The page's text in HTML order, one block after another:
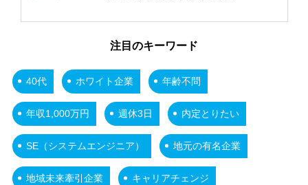
注目のキーワード
40代 ホワイト企業 年齢不問
年収1,000万円 週休3日 内定とりたい
SE（システムエンジニア） 地元の有名企業
地域未来牽引企業 キャリアチェンジ